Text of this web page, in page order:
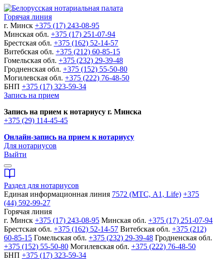
Горячая линия
г. Минск +375 (17) 243-08-95
Минская обл. +375 (17) 251-07-94
Брестская обл. +375 (162) 52-14-57
Витебская обл. +375 (212) 60-85-15
Гомельская обл. +375 (232) 29-39-48
Гродненская обл. +375 (152) 55-50-80
Могилевская обл. +375 (222) 76-48-50
БНП +375 (17) 323-59-34
Запись на прием
Запись на прием к нотариусу г. Минска
+375 (29) 114-45-45
Онлайн-запись на прием к нотариусу
Для нотариусов
Выйти
Раздел для нотариусов
Единая информационная линия 7572 (МТС, A1, Life) +375
(44) 592-99-27
Горячая линия
г. Минск +375 (17) 243-08-95 Минская обл. +375 (17) 251-07-94
Брестская обл. +375 (162) 52-14-57 Витебская обл. +375 (212)
60-85-15 Гомельская обл. +375 (232) 29-39-48 Гродненская обл.
+375 (152) 55-50-80 Могилевская обл. +375 (222) 76-48-50
БНП +375 (17) 323-59-34